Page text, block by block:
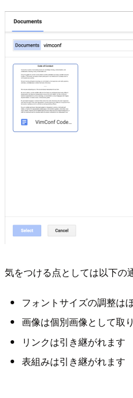
気をつける点としては以下の
フォントサイズの調整は
画像は個別画像として取
リンクは引き継がれます
表組みは引き継がれます